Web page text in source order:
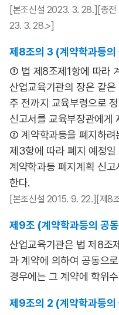
[본조신설 2023. 3. 28.][종
23. 3. 28.>]
제8조의 3 (계약학과등의
① 법 제8조제1항에 따라
산업교육기관의 장은 같
주 전까지 교육부령으로
신고서를 교육부장관에게
② 계약학과등을 폐지하려
제3항에 따라 폐지 예정
계약학과등 폐지계획 신
한다.
[본조신설 2015. 9. 22.][제8
제9조 (계약학과등의 공
산업교육기관은 법 제8조
과 계약에 의하여 공동으
경우에는 그 계약에 학위
제9조의 2 (계약학과등의